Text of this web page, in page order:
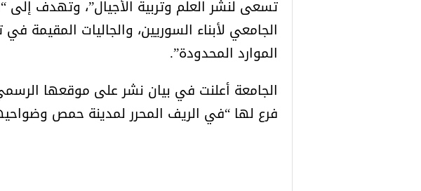
تسعى لنشر العلم وتربية الأجيال”، وتهدف إلى
الجامعي لأبناء السوريين، والجاليات المقيمة
الموارد المحدودة”.
فرع لها “في الريف المحرر لمدينة حمص